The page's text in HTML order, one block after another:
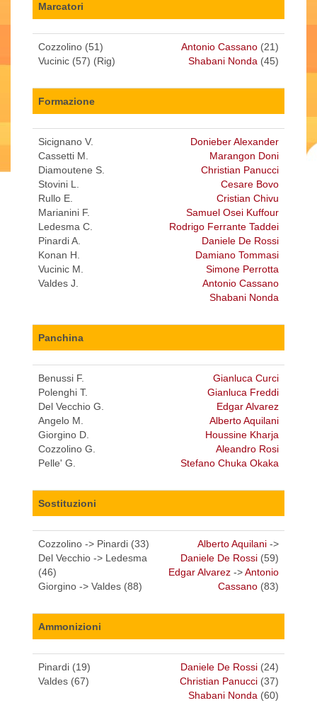
Marcatori
Cozzolino (51)
Vucinic (57) (Rig)
Antonio Cassano (21)
Shabani Nonda (45)
Formazione
Sicignano V.
Cassetti M.
Diamoutene S.
Stovini L.
Rullo E.
Marianini F.
Ledesma C.
Pinardi A.
Konan H.
Vucinic M.
Valdes J.
Donieber Alexander
Marangon Doni
Christian Panucci
Cesare Bovo
Cristian Chivu
Samuel Osei Kuffour
Rodrigo Ferrante Taddei
Daniele De Rossi
Damiano Tommasi
Simone Perrotta
Antonio Cassano
Shabani Nonda
Panchina
Benussi F.
Polenghi T.
Del Vecchio G.
Angelo M.
Giorgino D.
Cozzolino G.
Pelle' G.
Gianluca Curci
Gianluca Freddi
Edgar Alvarez
Alberto Aquilani
Houssine Kharja
Aleandro Rosi
Stefano Chuka Okaka
Sostituzioni
Cozzolino -> Pinardi (33)
Del Vecchio -> Ledesma
(46)
Giorgino -> Valdes (88)
Alberto Aquilani ->
Daniele De Rossi (59)
Edgar Alvarez ->Antonio
Cassano (83)
Ammonizioni
Pinardi (19)
Valdes (67)
Daniele De Rossi (24)
Christian Panucci (37)
Shabani Nonda (60)